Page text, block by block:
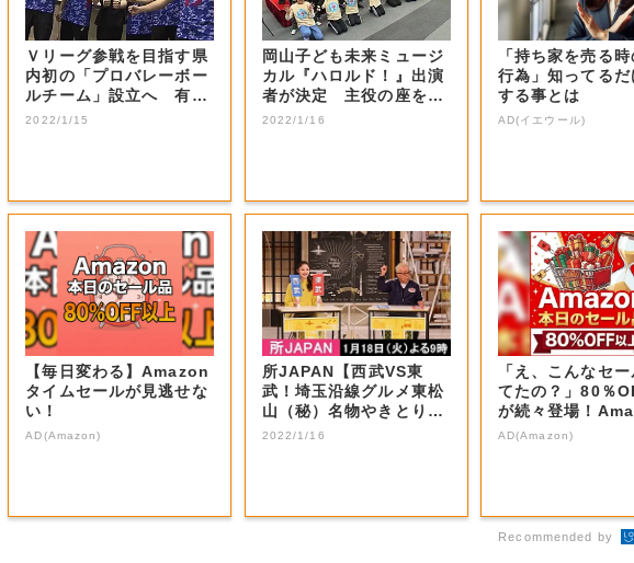
Ｖリーグ参戦を目指す県
内初の「プロバレーボー
ルチーム」設立へ 有望
選手などの受け...
2022/1/15
岡山子ども未来ミュージ
カル『ハロルド！』出演
者が決定 主役の座を射
止めた感想は…...
2022/1/16
「持ち家を売る
行為」知ってるだ
する事とは
AD(イエウール)
【毎日変わる】Amazon
タイムセールが見逃せな
い！
AD(Amazon)
所JAPAN【西武VS東
武！埼玉沿線グルメ東松
山（秘）名物やきとり＆
秩父ホルモン...
2022/1/16
「え、こんなセ
てたの？」80％
が続々登場！
本気が...
AD(Amazon)
Recommended by